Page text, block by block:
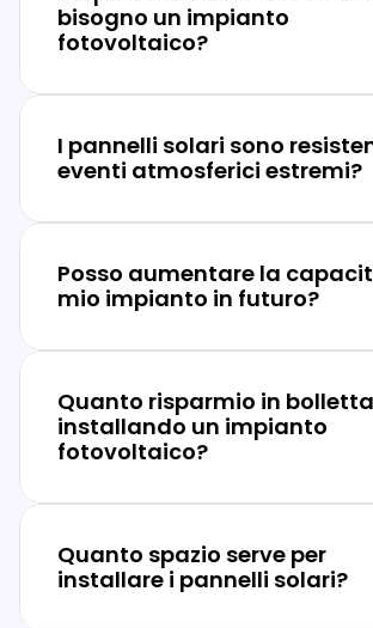
bisogno un impianto
fotovoltaico?
I pannelli solari sono
eventi atmosferici estremi?
Posso aumentare la
mio impianto in futuro?
Quanto risparmio in bolletta
installando un impianto
fotovoltaico?
Quanto spazio serve per
installare i pannelli solari?